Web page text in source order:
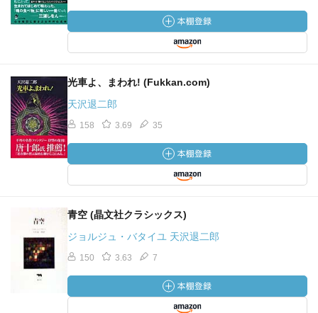
光車よ、まわれ! (Fukkan.com)
天沢退二郎
158 3.69 35
青空 (晶文社クラシックス)
ジョルジュ・バタイユ 天沢退二郎
150 3.63 7